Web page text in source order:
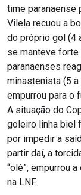
time paranaense
Vilela recuou a
do próprio gol (4
se manteve forte
paranaenses
minastenista (5
empurrou para o
A situação do
goleiro linha biel
por impedir a
partir daí, a
“olé”, empurrou
na LNF.